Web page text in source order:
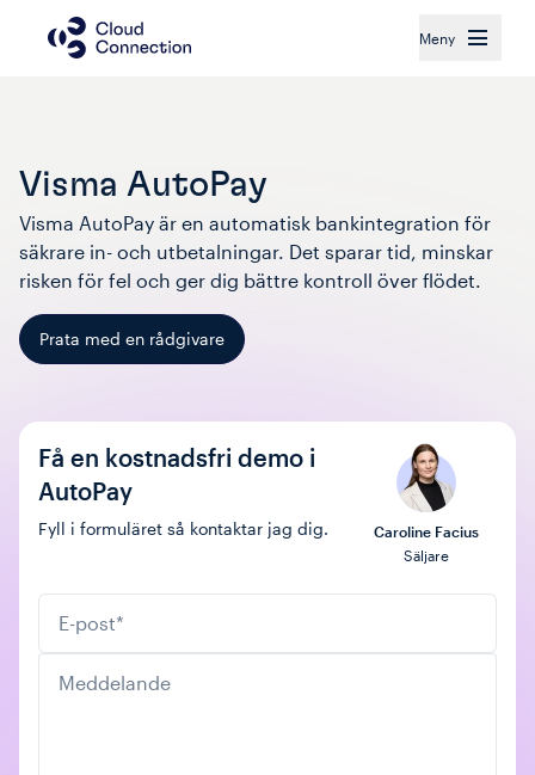
Meny
Visma AutoPay
Visma AutoPay är en automatisk bankintegration för
säkrare in- och utbetalningar. Det sparar tid, minskar
risken för fel och ger dig bättre kontroll över flödet.
Prata med en rådgivare
Få en kostnadsfri demo i
AutoPay
Fyll i formuläret så kontaktar jag dig.
Caroline Facius
Säljare